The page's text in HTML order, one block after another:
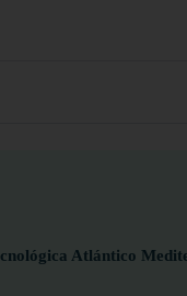
Atlántico